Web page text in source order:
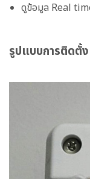
ดูข้อมูล Real
รูปแบบการติดตั้ง